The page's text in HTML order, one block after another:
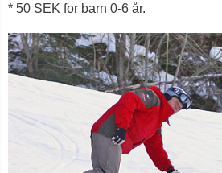
* 50 SEK for barn 0-6 år.